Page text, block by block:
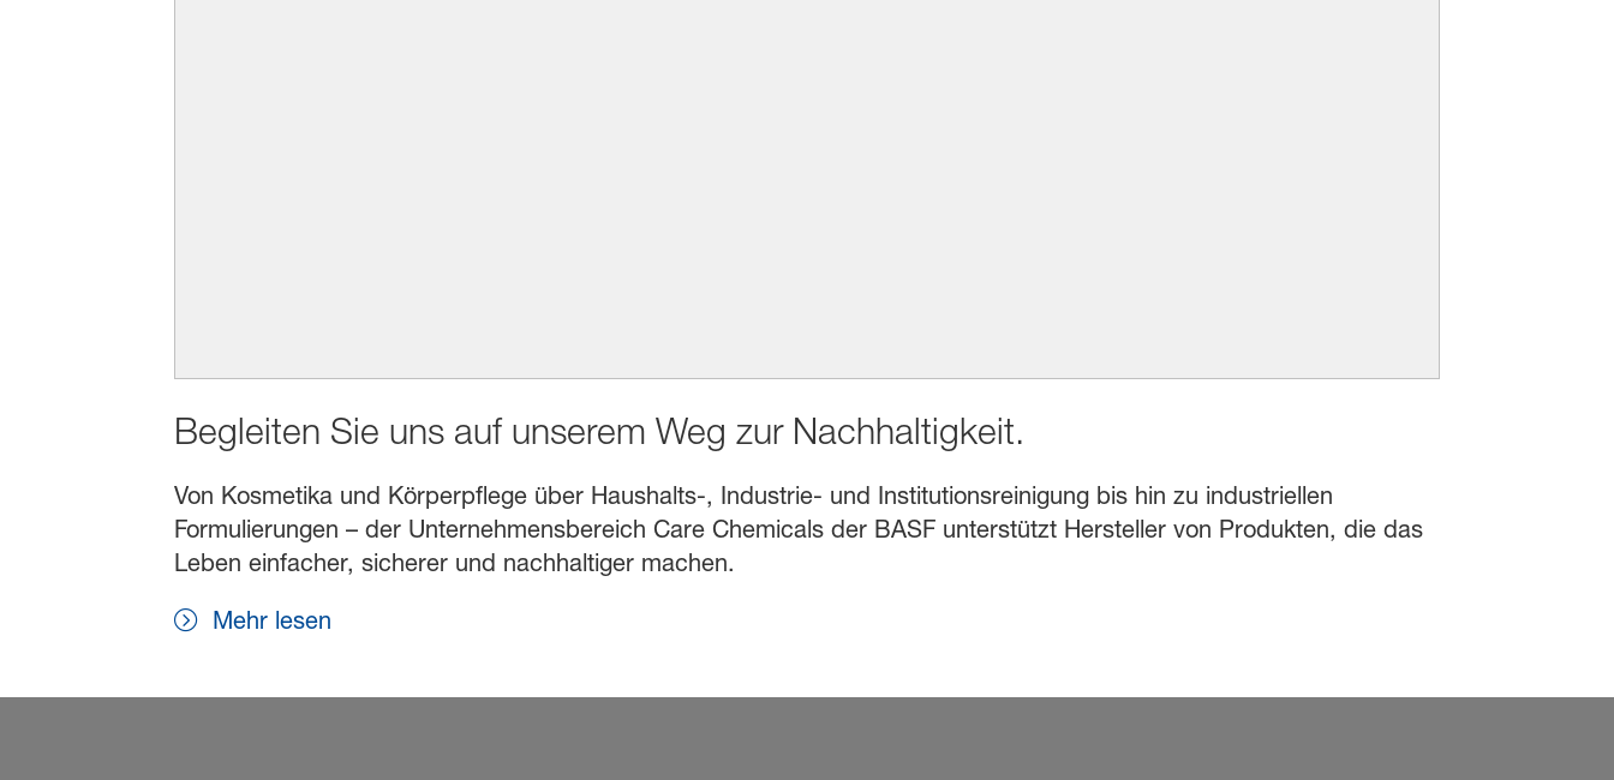
Begleiten Sie uns auf unserem Weg zur Nachhaltigkeit.
Von Kosmetika und Körperpflege über Haushalts-, Industrie- und Institutionsreinigung bis hin zu industriellen
Formulierungen – der Unternehmensbereich Care Chemicals der BASF unterstützt Hersteller von Produkten, die das
Leben einfacher, sicherer und nachhaltiger machen.
Mehr lesen